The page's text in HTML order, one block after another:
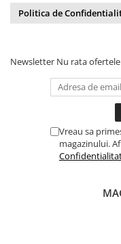
Politica de
Newsletter Nu rata
Vreau sa
magazinului.